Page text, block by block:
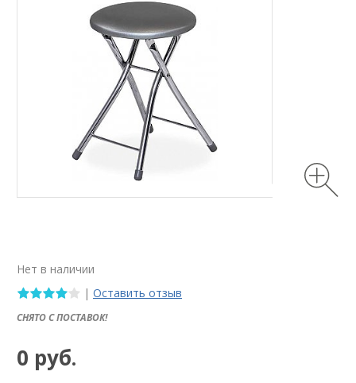
Нет в наличии
| Оставить отзыв
СНЯТО С ПОСТАВОК!
0 руб.